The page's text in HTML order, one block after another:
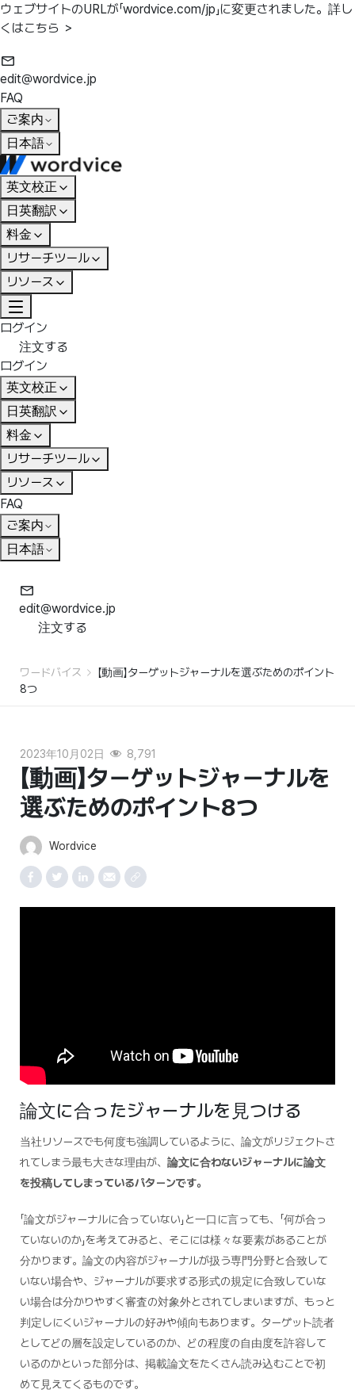
ウェブサイトのURLが「wordvice.com/jp」に変更されました。 詳し
くはこちら ＞
edit@wordvice.jp
FAQ
ご案内
日本語
英文校正
日英翻訳
料金
リサーチツール
リソース
ログイン
注文する
ログイン
英文校正
日英翻訳
料金
リサーチツール
リソース
FAQ
ご案内
日本語
edit@wordvice.jp
注文する
ワードバイス
【動画】ターゲットジャーナルを選ぶためのポイント
8つ
2023年10月02日 8,791
【動画】ターゲットジャーナルを
選ぶためのポイント8つ
Wordvice
論文に合ったジャーナルを見つける
当社リソースでも何度も強調しているように、論文がリジェクトさ
れてしまう最も大きな理由が、 論文に合わないジャーナルに論文
を投稿してしまっているパターンです。
「論文がジャーナルに合っていない」と一口に言っても、「何が合っ
ていないのか」を考えてみると、そこには様々な要素があることが
分かります。論文の内容がジャーナルが扱う専門分野と合致して
いない場合や、ジャーナルが要求する形式の規定に合致していな
い場合は分かりやすく審査の対象外とされてしまいますが、もっと
判定しにくいジャーナルの好みや傾向もあります。ターゲット読者
としてどの層を設定しているのか、どの程度の自由度を許容して
いるのかといった部分は、掲載論文をたくさん読み込むことで初
めて見えてくるものです。